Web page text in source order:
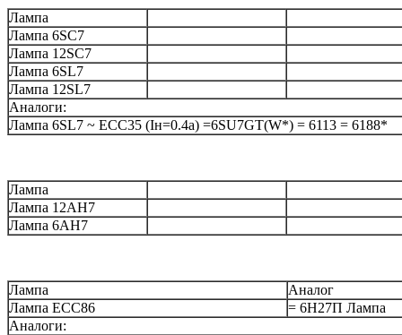
Лампа
Лампа 6SC7
Лампа 12SC7
Лампа 6SL7
Лампа 12SL7
Аналоги:
Лампа 6SL7 ~ ECC35 (Iн=0.4а) =6SU7GT(W*) = 6113 = 6188*
Лампа
Лампа 12AH7
Лампа 6AH7
Лампа
Аналог
Лампа ECC86
= 6Н27П Лампа
Аналоги: